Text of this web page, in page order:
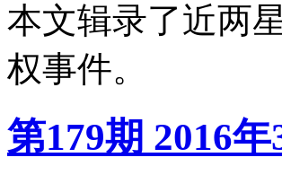
本文辑录了近两
权事件。
第179期 2016